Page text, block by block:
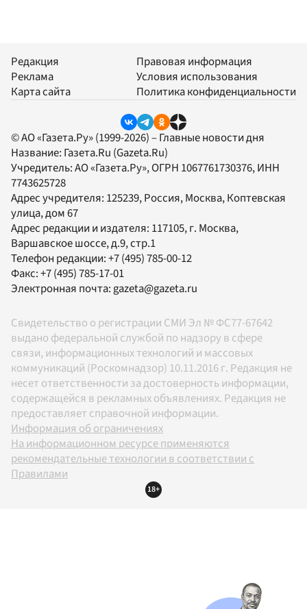
Редакция
Реклама
Карта сайта
Правовая информация
Условия использования
Политика конфиденциальности
© АО «Газета.Ру» (1999-2026) – Главные новости дня
Название: Газета.Ru (Gazeta.Ru)
Учредитель:АО «Газета.Ру», ОГРН 1067761730376, ИНН
7743625728
Адрес учредителя: 125239, Россия, Москва, Коптевская
улица, дом 67
Адрес редакции и издателя: 117105, г. Москва,
Варшавское шоссе, д.9, стр.1
Телефон редакции:+7 (495) 785-00-12
Факс:+7 (495) 785-17-01
Электронная почта: gazeta@gazeta.ru
Свидетельство о регистрации СМИ Эл № ФС77-67642
выдано федеральной службой по надзору в сфере
связи, информационных технологий и массовых
коммуникаций (Роскомнадзор) 10.11.2016 г. Редакция не
несет ответственности за достоверность информации,
содержащейся в рекламных объявлениях. Редакция не
предоставляет справочной информации.
Информация об ограничениях
На информационном ресурсе применяются
рекомендательные технологии в соответствии с
Правилами
18+